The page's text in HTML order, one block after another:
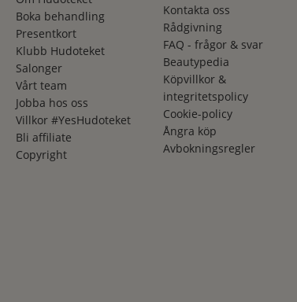
Boka behandling
Presentkort
Klubb Hudoteket
Salonger
Vårt team
Jobba hos oss
Villkor #YesHudoteket
Bli affiliate
Copyright
Kontakta oss
Rådgivning
FAQ - frågor & svar
Beautypedia
Köpvillkor &
integritetspolicy
Cookie-policy
Ångra köp
Avbokningsregler